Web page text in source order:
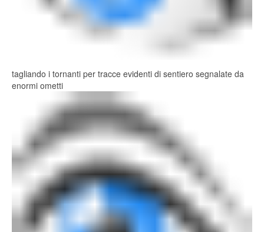
tagliando i tornanti per tracce evidenti di sentiero segnalate da
enormi ometti